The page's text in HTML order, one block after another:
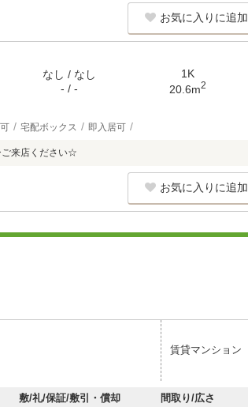
お気に入りに追加
なし / なし
- / -
1K
20.6m2
宅配ボックス 即入居可
来店ください☆
お気に入りに追加
賃貸マンション
敷/礼/保証/敷引・償却 間取り/広さ